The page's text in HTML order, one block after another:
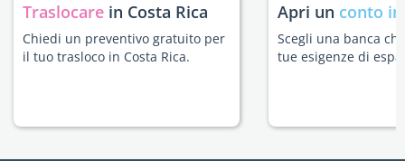
Traslocare in Costa Rica
Chiedi un preventivo gratuito per
il tuo trasloco in Costa Rica.
Apri un conto
Scegli una banca
tue esigenze di